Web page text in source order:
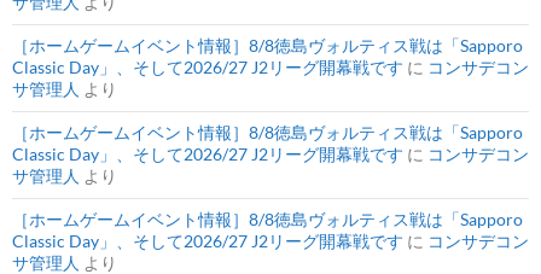
［ホームゲームイベント情報］8/8徳島ヴォルティス戦は「Sapporo
Classic Day」、そして2026/27 J2リーグ開幕戦です に コンサデコン
サ管理人 より
［ホームゲームイベント情報］8/8徳島ヴォルティス戦は「Sapporo
Classic Day」、そして2026/27 J2リーグ開幕戦です に コンサデコン
サ管理人 より
［ホームゲームイベント情報］8/8徳島ヴォルティス戦は「Sapporo
Classic Day」、そして2026/27 J2リーグ開幕戦です に コンサデコン
サ管理人 より